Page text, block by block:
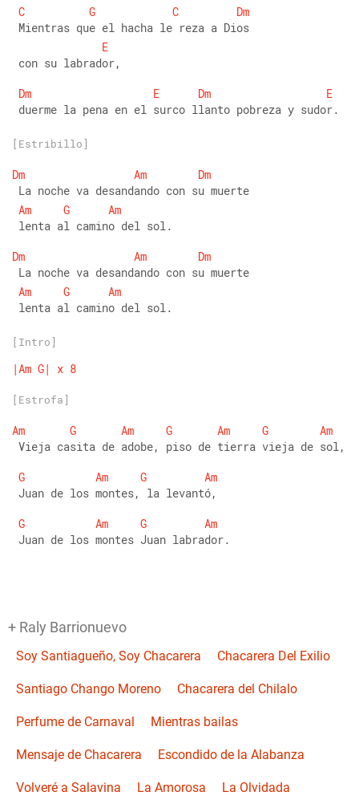
C
G C
Dm
Mientras que el hacha le reza a Dios
E
con su labrador,
Dm
E Dm
E
duerme la pena en el surco llanto pobreza y sudor.
[Estribillo]
Dm Am
Dm
La noche va desandando con su muerte
Am
G
Am
lenta al camino del sol.
Dm
Am
Dm
La noche va desandando con su muerte
Am
G
Am
lenta al camino del sol.
[Intro]
|Am G| x 8
[Estrofa]
Am G Am G Am G
Am
Vieja casita de adobe, piso de tierra vieja de sol,
G
Am G
Am
Juan de los montes, la levantó,
G
Am G
Am
Juan de los montes Juan labrador.
+ Raly Barrionuevo
Soy Santiagueño, Soy Chacarera Chacarera Del Exilio
Santiago Chango Moreno Chacarera del Chilalo
Perfume de Carnaval Mientras bailas
Mensaje de Chacarera Escondido de la Alabanza
Volveré a Salavina La Amorosa La Olvidada